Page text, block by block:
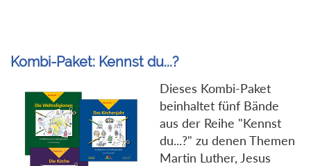
Kombi-Paket: Kennst du...?
Dieses Kombi-Paket
beinhaltet fünf Bände
aus der Reihe "Kennst
du...?" zu denen Themen
Martin Luther, Jesus